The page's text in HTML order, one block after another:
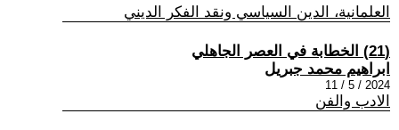
العلمانية، الدين السياسي ونقد الفكر الديني
(21) الخطابة في العصر الجاهلي
ابراهيم محمد جبريل
2024 / 5 / 11
الادب والفن